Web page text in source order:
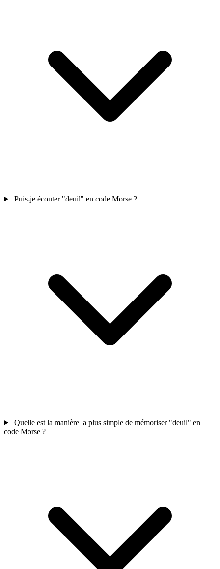
Puis-je écouter "deuil" en code Morse ?
Quelle est la manière la plus simple de mémoriser "deuil" en
code Morse ?